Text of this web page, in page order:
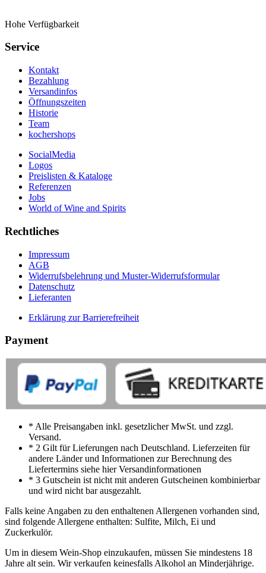
Hohe Verfügbarkeit
Service
Kontakt
Bezahlung
Versandinfos
Öffnungszeiten
Historie
Team
kochershops
SocialMedia
Logos
Preislisten & Kataloge
Referenzen
Jobs
World of Wine and Spirits
Rechtliches
Impressum
AGB
Widerrufsbelehrung und Muster-Widerrufsformular
Datenschutz
Lieferanten
Erklärung zur Barrierefreiheit
Payment
* Alle Preisangaben inkl. gesetzlicher MwSt. und zzgl.
Versand.
* 2 Gilt für Lieferungen nach Deutschland. Lieferzeiten für
andere Länder und Informationen zur Berechnung des
Liefertermins siehe hier Versandinformationen
* 3 Gutschein ist nicht mit anderen Gutscheinen kombinierbar
und wird nicht bar ausgezahlt.
Falls keine Angaben zu den enthaltenen Allergenen vorhanden sind,
sind folgende Allergene enthalten: Sulfite, Milch, Ei und
Zuckerkulör.
Um in diesem Wein-Shop einzukaufen, müssen Sie mindestens 18
Jahre alt sein. Wir verkaufen keinesfalls Alkohol an Minderjährige.